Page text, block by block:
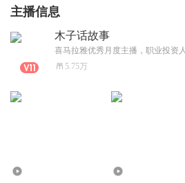
主播信息
木子话故事
5.75万